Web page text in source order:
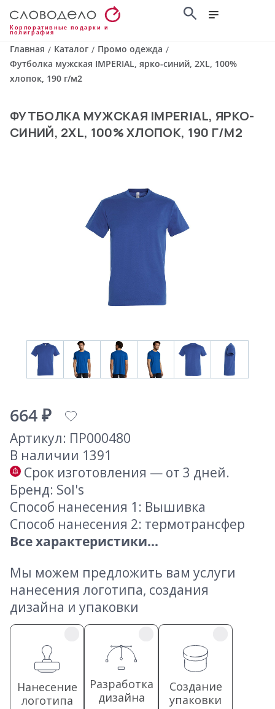
Корпоративные подарки и
полиграфия
Главная / Каталог / Промо одежда /
Футболка мужская IMPERIAL, ярко-синий, 2XL, 100%
хлопок, 190 г/м2
ФУТБОЛКА МУЖСКАЯ IMPERIAL, ЯРКО-
СИНИЙ, 2XL, 100% ХЛОПОК, 190 Г/М2
664 ₽
Артикул: ПР000480
В наличии 1391
Срок изготовления — от 3 дней.
Бренд: Sol's
Способ нанесения 1: Вышивка
Способ нанесения 2: термотрансфер
Все характеристики...
Мы можем предложить вам услуги
нанесения логотипа, создания
дизайна и упаковки
Нанесение
логотипа
Разработка
дизайна
Создание
упаковки